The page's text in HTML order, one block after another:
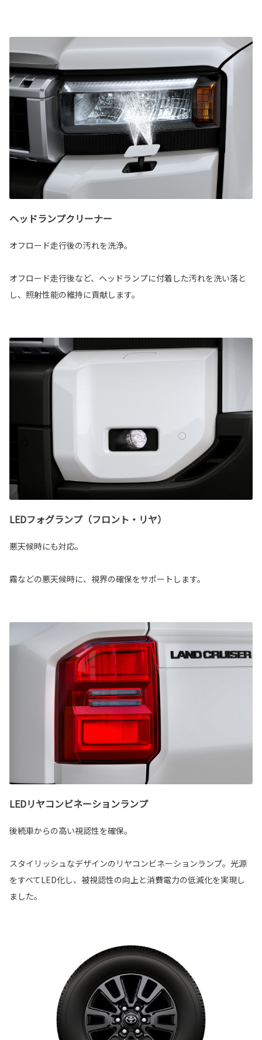
ヘッドランプクリーナー
オフロード走行後の汚れを洗浄。
オフロード走行後など、ヘッドランプに付着した汚れを洗い落と
し、照射性能の維持に貢献します。
LEDフォグランプ（フロント・リヤ）
悪天候時にも対応。
霧などの悪天候時に、視界の確保をサポートします。
LEDリヤコンビネーションランプ
後続車からの高い視認性を確保。
スタイリッシュなデザインのリヤコンビネーションランプ。光源
をすべてLED化し、被視認性の向上と消費電力の低減化を実現し
ました。